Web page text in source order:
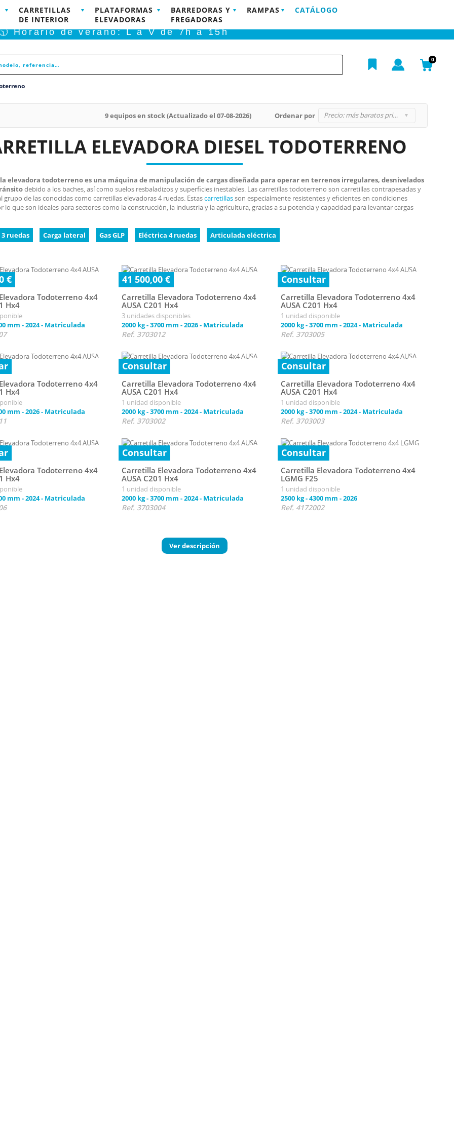
DISPONIBLES PARA COMPRA ONLINE POSTVENTA EMPRESA
Horario de verano: L a V de 7h a 15h
0
CARRETILLAS
DE INTERIOR
PLATAFORMAS
ELEVADORAS
BARREDORAS Y
FREGADORAS
RAMPAS CATÁLOGO
Ordenar por Precio: más baratos primero
9 equipos en stock (Actualizado el 07-08-2026)
ELEVADORA DIESEL TODOTERRENO
elevadora todoterreno es una máquina de manipulación de cargas diseñada para operar en terrenos irregulares, desnivelados
debido a los baches, así como suelos resbaladizos y superficies inestables. Las carretillas todoterreno son carretillas contrapesadas y
grupo de las conocidas como carretillas elevadoras 4 ruedas. Estascarretillasson especialmente resistentes y eficientes en condiciones
lo que son ideales para sectores como la construcción, la industria y la agricultura, gracias a su potencia y capacidad para levantar cargas
3 ruedas Carga lateral Gas GLP Eléctrica 4 ruedas Articulada eléctrica
€
Todoterreno 4x4
Hx4
mm -2024- Matriculada
41 500,00 €
Carretilla Elevadora Todoterreno 4x4
AUSA C201 Hx4
3 unidades disponibles
2000 kg-3700 mm -2026- Matriculada
Ref. 3703012
Consultar
Carretilla Elevadora Todoterreno 4x4
AUSA C201 Hx4
1 unidad disponible
2000 kg-3700 mm -2024- Matriculada
Ref. 3703005
Todoterreno 4x4
Hx4
mm -2026- Matriculada
Consultar
Carretilla Elevadora Todoterreno 4x4
AUSA C201 Hx4
1 unidad disponible
2000 kg-3700 mm -2024- Matriculada
Ref. 3703002
Consultar
Carretilla Elevadora Todoterreno 4x4
AUSA C201 Hx4
1 unidad disponible
2000 kg-3700 mm -2024- Matriculada
Ref. 3703003
Todoterreno 4x4
Hx4
mm -2024- Matriculada
Consultar
Carretilla Elevadora Todoterreno 4x4
AUSA C201 Hx4
1 unidad disponible
2000 kg-3700 mm -2024- Matriculada
Ref. 3703004
Consultar
Carretilla Elevadora Todoterreno 4x4
LGMG F25
1 unidad disponible
2500 kg-4300 mm -2026
Ref. 4172002
Ver descripción